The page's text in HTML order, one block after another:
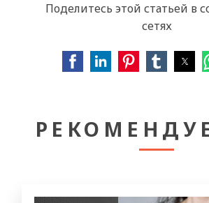
Поделитесь этой статьей в
сетях